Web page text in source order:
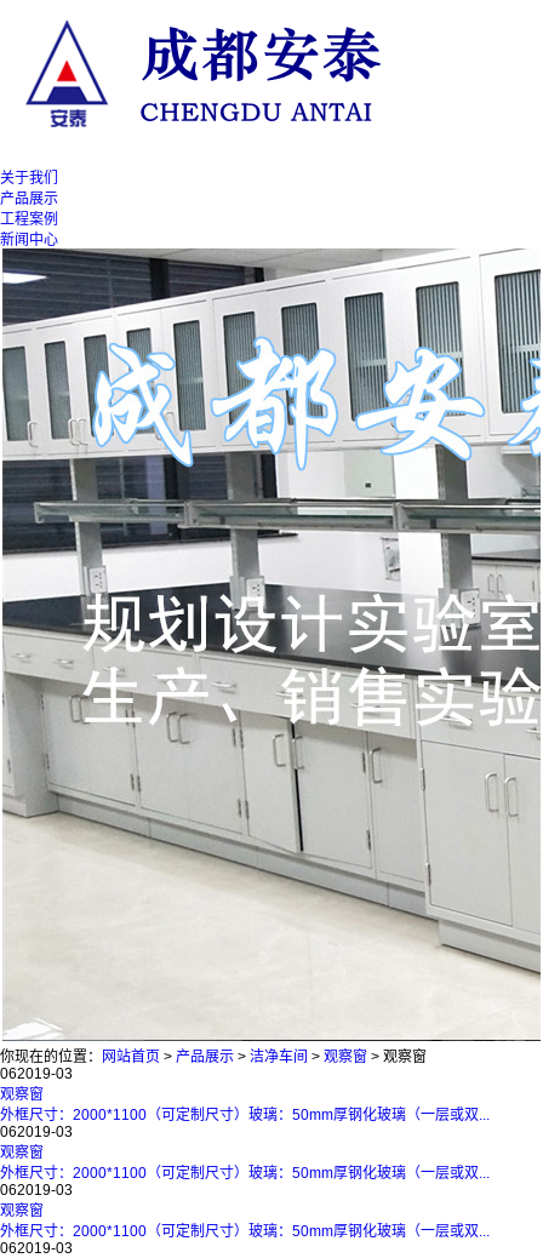
关于我们
产品展示
工程案例
新闻中心
你现在的位置： 网站首页 > 产品展示 > 洁净车间 > 观察窗 > 观察窗
062019-03
观察窗
外框尺寸：2000*1100（可定制尺寸）玻璃：50mm厚钢化玻璃（一层或双...
062019-03
观察窗
外框尺寸：2000*1100（可定制尺寸）玻璃：50mm厚钢化玻璃（一层或双...
062019-03
观察窗
外框尺寸：2000*1100（可定制尺寸）玻璃：50mm厚钢化玻璃（一层或双...
062019-03